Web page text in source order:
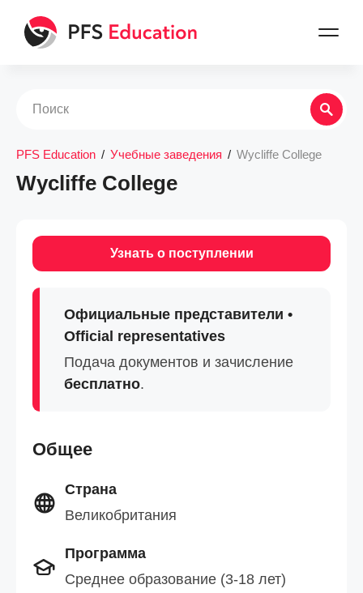
PFS Education / Учебные заведения / Wycliffe College
Wycliffe College
Узнать о поступлении
Официальные представители •
Official representatives
Подача документов и зачисление
бесплатно.
Общее
Страна
Великобритания
Программа
Среднее образование (3-18 лет)